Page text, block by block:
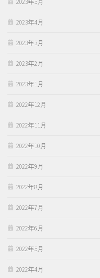
2023年4月
2023年3月
2023年2月
2023年1月
2022年12月
2022年11月
2022年10月
2022年9月
2022年8月
2022年7月
2022年6月
2022年5月
2022年4月